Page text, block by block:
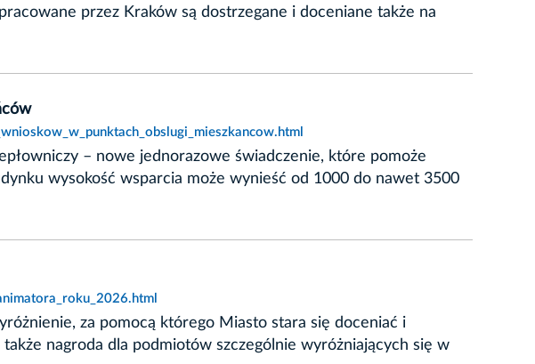
przez Kraków są dostrzegane i doceniane także na
– nowe jednorazowe świadczenie, które pomoże
wysokość wsparcia może wynieść od 1000 do nawet 3500
za pomocą którego Miasto stara się doceniać i
nagroda dla podmiotów szczególnie wyróżniających się w